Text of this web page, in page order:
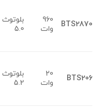
BTS2870
960
وات
بلوتوث
5.0
BTS206
20
وات
بلوتوث
5.2